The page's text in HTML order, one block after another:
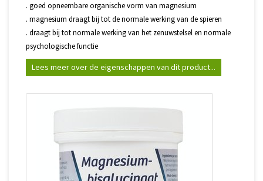
. goed opneembare organische vorm van magnesium
. magnesium draagt bij tot de normale werking van de spieren
. draagt bij tot normale werking van het zenuwstelsel en normale
psychologische functie
Lees meer over de eigenschappen van dit product...